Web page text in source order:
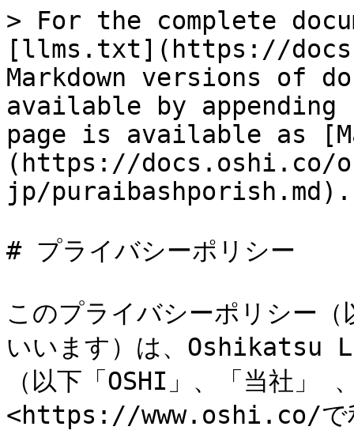
> For the complete
[llms.txt](https://
Markdown versions of
available by
page is available as
(https://docs.oshi.co/
jp/puraibashporish.md).
# プライバシーポリシー
このプライバシーポリシー
いいます）は、Oshikatsu
（以下「OSHI」、「当社」
<https://www.oshi.co/で利